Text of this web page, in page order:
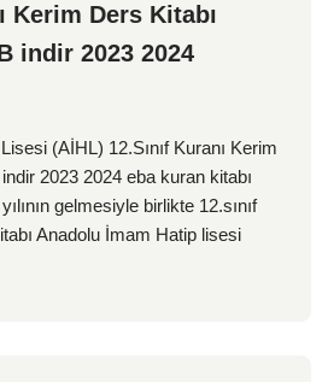
Kerim Ders Kitabı
indir 2023 2024
(AİHL) 12.Sınıf Kuranı Kerim
2023 2024 eba kuran kitabı
gelmesiyle birlikte 12.sınıf
Anadolu İmam Hatip lisesi